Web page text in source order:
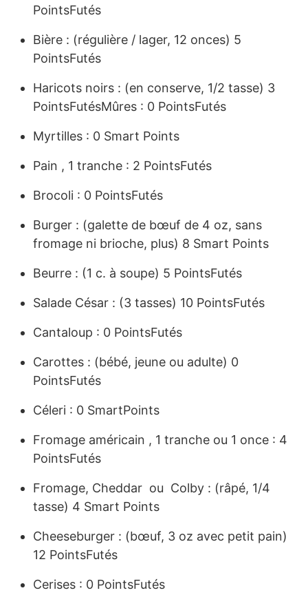
PointsFutés
Bière : (régulière / lager, 12 onces) 5
PointsFutés
Haricots noirs : (en conserve, 1/2 tasse) 3
PointsFutésMûres : 0 PointsFutés
Myrtilles : 0 Smart Points
Pain , 1 tranche : 2 PointsFutés
Brocoli : 0 PointsFutés
Burger : (galette de bœuf de 4 oz, sans
fromage ni brioche, plus) 8 Smart Points
Beurre : (1 c. à soupe) 5 PointsFutés
Salade César : (3 tasses) 10 PointsFutés
Cantaloup : 0 PointsFutés
Carottes : (bébé, jeune ou adulte) 0
PointsFutés
Céleri : 0 SmartPoints
Fromage américain , 1 tranche ou 1 once : 4
PointsFutés
Fromage, Cheddar ou Colby : (râpé, 1/4
tasse) 4 Smart Points
Cheeseburger : (bœuf, 3 oz avec petit pain)
12 PointsFutés
Cerises : 0 PointsFutés